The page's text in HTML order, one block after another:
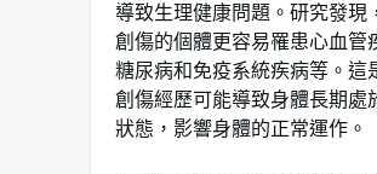
導致生理健康問題。研究發現
創傷的個體更容易罹患心血管
糖尿病和免疫系統疾病等。這
創傷經歷可能導致身體長期處
狀態，影響身體的正常運作。